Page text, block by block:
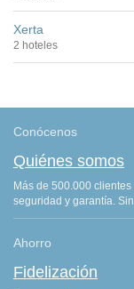
Xerta
2 hoteles
Conócenos
Quiénes somos
Más de 500.000
seguridad y garantía.
Ahorro
Fidelización